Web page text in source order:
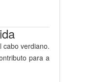
cabo verdiano.
para a